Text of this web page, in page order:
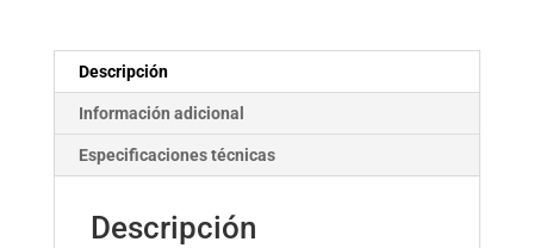
Descripción
Información adicional
Especificaciones técnicas
Descripción